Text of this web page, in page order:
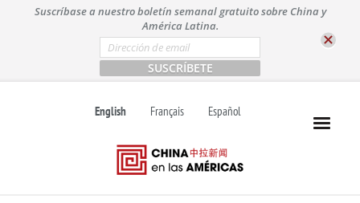
t
Suscríbase a nuestro boletín semanal gratuito sobre China y
América Latina.
E
m
a
i
*
English Français Español